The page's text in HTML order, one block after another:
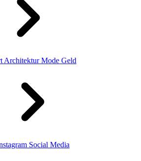
Architektur Mode Geld
Social Media